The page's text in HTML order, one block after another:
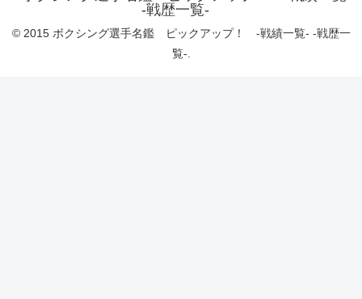
-戦歴一覧-
© 2015 ボクシング選手名鑑 ピックアップ！ -戦績一覧- -戦歴一
覧-.